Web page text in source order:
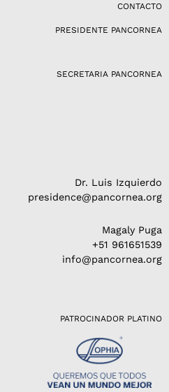
CONTACTO
PRESIDENTE PANCORNEA
SECRETARIA PANCORNEA
Dr. Luis Izquierdo
presidence@pancornea.org
Magaly Puga
+51 961651539
info@pancornea.org
PATROCINADOR PLATINO